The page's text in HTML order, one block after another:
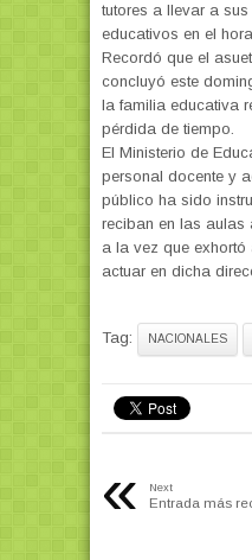
tutores a llevar a
educativos en el
Recordó que el
concluyó este
la familia educativa
pérdida de tiempo.
El Ministerio de
personal docente y
público ha sido
reciban en las aulas
a la vez que
actuar en dicha
Tag: NACIONALES
« Next
Entrada más